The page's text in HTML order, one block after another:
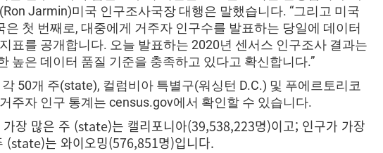
Jarmin)미국 인구조사국장 대행은 말했습니다. “그리고 미국
은 첫 번째로, 대중에게 거주자 인구수를 발표하는 당일에 데이터
표를 공개합니다. 오늘 발표하는 2020년 센서스 인구조사 결과는
높은 데이터 품질 기준을 충족하고 있다고 확신합니다.”
50개 주(state), 컬럼비아 특별구(워싱턴 D.C.) 및 푸에르토리코
주자 인구 통계는 census.gov에서 확인할 수 있습니다.
가장 많은 주 (state)는 캘리포니아(39,538,223명)이고; 인구가 가장
(state)는 와이오밍(576,851명)입니다.